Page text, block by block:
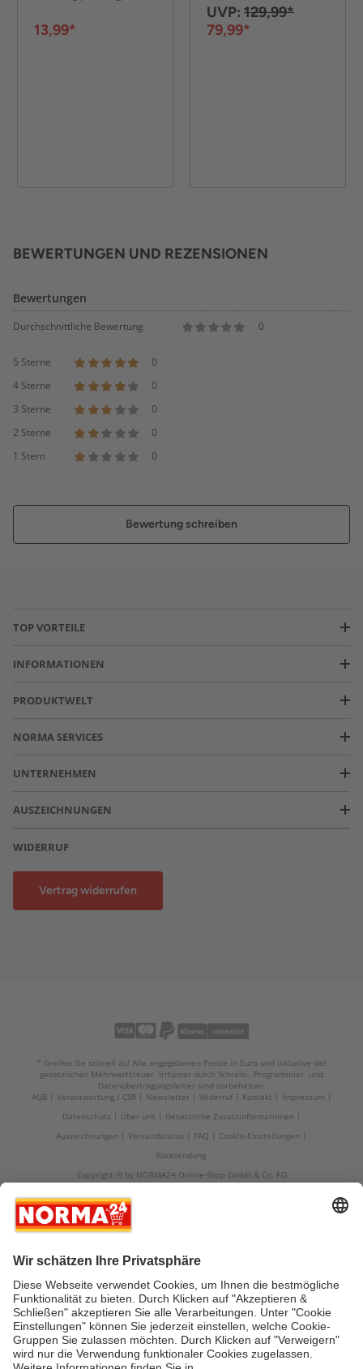
100g
13,99*
UVP: 129,99*
79,99*
BEWERTUNGEN UND REZENSIONEN
Bewertungen
Durchschnittliche Bewertung 0
5 Sterne
0
4 Sterne
0
3 Sterne
0
2 Sterne
0
1 Stern
0
Bewertung schreiben
TOP VORTEILE
INFORMATIONEN
PRODUKTWELT
NORMA SERVICES
UNTERNEHMEN
AUSZEICHNUNGEN
WIDERRUF
Vertrag widerrufen
* Greifen Sie schnell zu! Alle angegebenen Preise in Euro und inklusive der
gesetzlichen Mehrwertsteuer. Irrtümer durch Schreib-, Programmier- und
Datenübertragungsfehler sind vorbehalten.
AGB
Verantwortung / CSR Newsletter Widerruf Kontakt
Impressum
Datenschutz
Über uns
Gesetzliche Zusatzinformationen
Auszeichnungen
Versandstatus FAQ
Cookie-Einstellungen
Rücksendung
Copyright © by NORMA24 Online-Shop GmbH & Co. KG